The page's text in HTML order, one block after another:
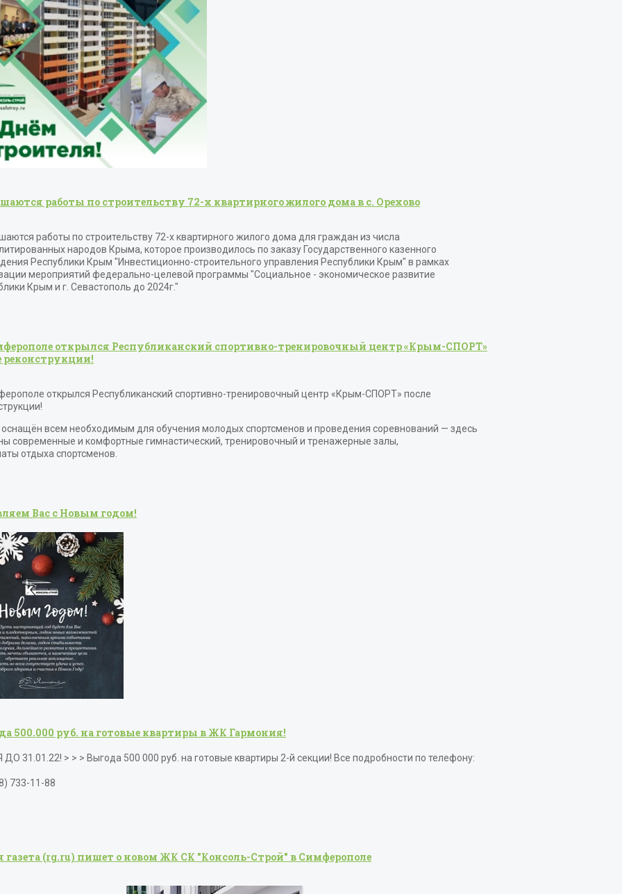
работы по строительству 72-х квартирного жилого дома в с. Орехово
работы по строительству 72-х квартирного жилого дома для граждан из числа
народов Крыма, которое производилось по заказу Государственного казенного
Республики Крым "Инвестиционно-строительного управления Республики Крым" в рамках
мероприятий федерально-целевой программы "Социальное - экономическое развитие
Крым и г. Севастополь до 2024г."
открылся Республиканский спортивно-тренировочный центр «Крым-СПОРТ»
реконструкции!
открылся Республиканский спортивно-тренировочный центр «Крым-СПОРТ» после
всем необходимым для обучения молодых спортсменов и проведения соревнований — здесь
современные и комфортные гимнастический, тренировочный и тренажерные залы,
отдыха спортсменов.
Вас с Новым годом!
500.000 руб. на готовые квартиры в ЖК Гармония!
31.01.22! > > > Выгода 500 000 руб. на готовые квартиры 2-й секции! Все подробности по телефону:
733-11-88
газета (rg.ru) пишет о новом ЖК СК "Консоль-Строй" в Симферополе